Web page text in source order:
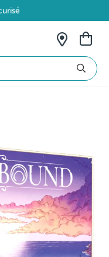
en Belgique